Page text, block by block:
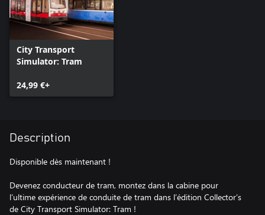
City Transport
Simulator: Tram
24,99 €+
Description
Disponible dès maintenant !
Devenez conducteur de tram, montez dans la cabine pour
l’ultime expérience de conduite de tram dans l’édition Collector’s
de City Transport Simulator: Tram !